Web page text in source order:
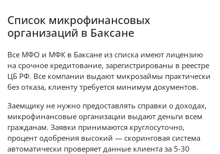
Список микрофинансовых
организаций в Баксане
Все МФО и МФК в Баксане из списка имеют лицензию
на срочное кредитование, зарегистрированы в реестре
ЦБ РФ. Все компании выдают микрозаймы практически
без отказа, клиенту требуется минимум документов.
Заемщику не нужно предоставлять справки о доходах,
микрофинансовые организации выдают деньги всем
гражданам. Заявки принимаются круглосуточно,
процент одобрения высокий — скоринговая система
автоматически проверяет данные клиента за 5-30